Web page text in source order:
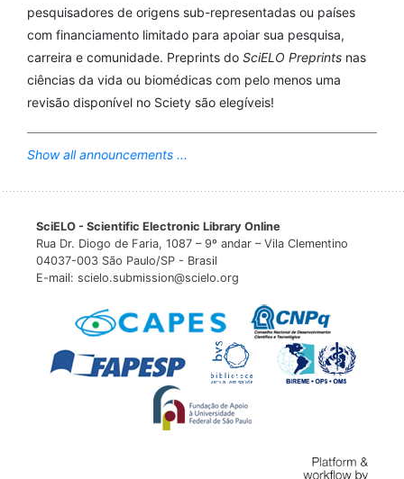
pesquisadores de origens sub-representadas ou países
com financiamento limitado para apoiar sua pesquisa,
carreira e comunidade. Preprints do SciELO Preprints nas
ciências da vida ou biomédicas com pelo menos uma
revisão disponível no Sciety são elegíveis!
Show all announcements ...
SciELO - Scientific Electronic Library Online
Rua Dr. Diogo de Faria, 1087 – 9º andar – Vila Clementino
04037-003 São Paulo/SP - Brasil
E-mail: scielo.submission@scielo.org